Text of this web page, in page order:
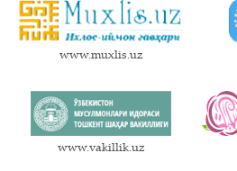
www.muxlis.uz
www.vakillik.uz